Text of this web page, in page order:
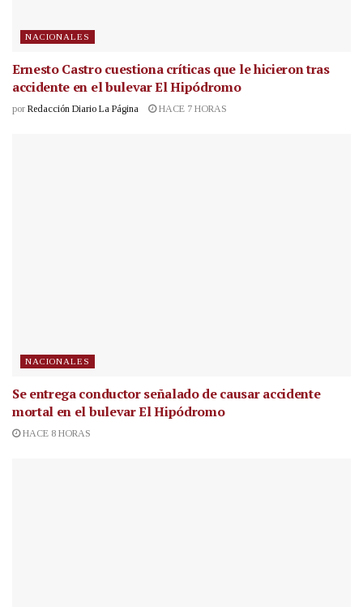
NACIONALES
Ernesto Castro cuestiona críticas que le hicieron tras
accidente en el bulevar El Hipódromo
por Redacción Diario La Página HACE 7 HORAS
NACIONALES
Se entrega conductor señalado de causar accidente
mortal en el bulevar El Hipódromo
HACE 8 HORAS